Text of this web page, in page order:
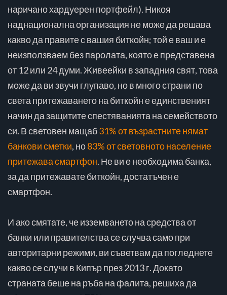
наричано хардуерен портфейл). Никоя
наднационална организация не може да решава
какво да правите с вашия биткойн; той е ваш и е
неизползваем без паролата, която е представена
от 12 или 24 думи. Живеейки в западния свят, това
може да ви звучи глупаво, но в много страни по
света притежаването на биткойн е единственият
начин да защитите спестяванията на семейството
си. В световен мащаб31% от възрастните нямат
банкови сметки, но83% от световното население
притежава смартфон. Не ви е необходима банка,
за да притежавате биткойн, достатъчен е
смартфон.
И ако смятате, че изземването на средства от
банки или правителства се случва само при
авторитарни режими, ви съветвам да погледнете
какво се случи в Кипър през 2013 г. Докато
страната беше на ръба на фалита, решиха да